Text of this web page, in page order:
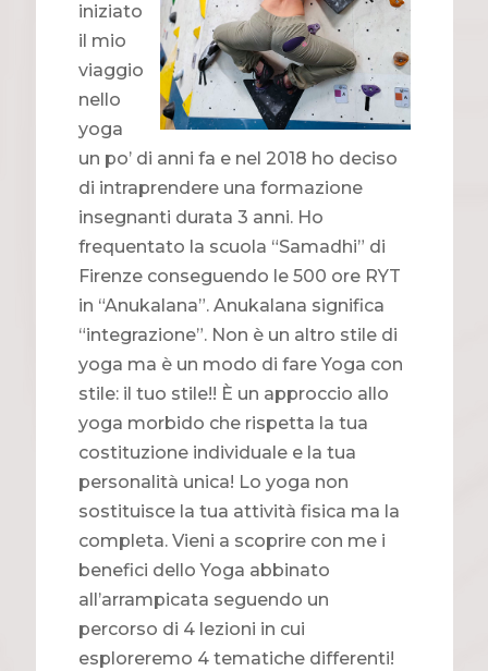
iniziato
il mio
viaggio
nello
yoga
un po’ di anni fa e nel 2018 ho deciso
di intraprendere una formazione
insegnanti durata 3 anni. Ho
frequentato la scuola “Samadhi” di
Firenze conseguendo le 500 ore RYT
in “Anukalana”. Anukalana significa
“integrazione”. Non è un altro stile di
yoga ma è un modo di fare Yoga con
stile: il tuo stile!! È un approccio allo
yoga morbido che rispetta la tua
costituzione individuale e la tua
personalità unica! Lo yoga non
sostituisce la tua attività fisica ma la
completa. Vieni a scoprire con me i
benefici dello Yoga abbinato
all’arrampicata seguendo un
percorso di 4 lezioni in cui
esploreremo 4 tematiche differenti!